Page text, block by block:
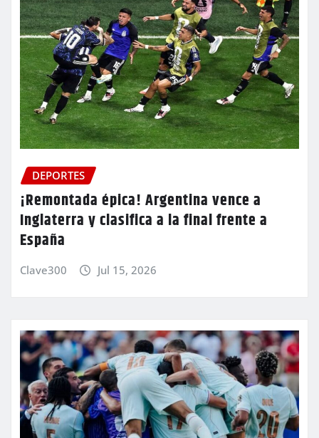
DEPORTES
¡Remontada épica! Argentina vence a
Inglaterra y clasifica a la final frente a
España
Clave300 Jul 15, 2026